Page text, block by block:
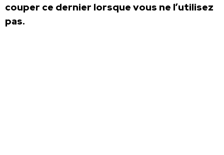
couper ce dernier lorsque vous ne l’utilisez
pas.